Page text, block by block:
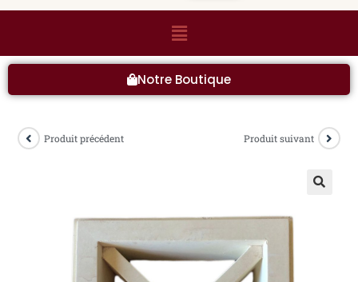
Notre Boutique
Produit précédent Produit suivant